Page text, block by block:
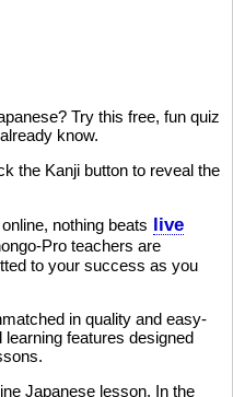
Try this free, fun quiz
know.
the Kanji button to reveal the
nothing beats live
Pro teachers are
to your success as you
in quality and easy-
features designed
Japanese lesson. In the